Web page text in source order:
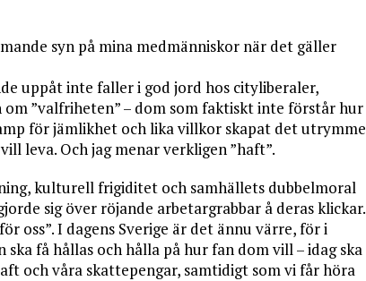
syn på mina medmänniskor när det gäller
uppåt inte faller i god jord hos cityliberaler,
”valfriheten” – dom som faktiskt inte förstår hur
för jämlikhet och lika villkor skapat det utrymme
leva. Och jag menar verkligen ”haft”.
kulturell frigiditet och samhällets dubbelmoral
sig över röjande arbetargrabbar å deras klickar.
oss”. I dagens Sverige är det ännu värre, för i
få hållas och hålla på hur fan dom vill – idag ska
och våra skattepengar, samtidigt som vi får höra